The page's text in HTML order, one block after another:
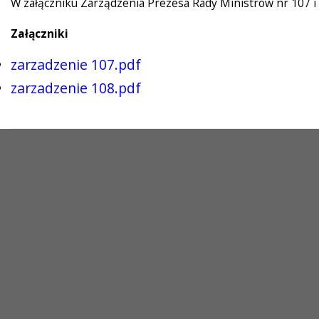
Załączniki
zarzadzenie 107.pdf
zarzadzenie 108.pdf